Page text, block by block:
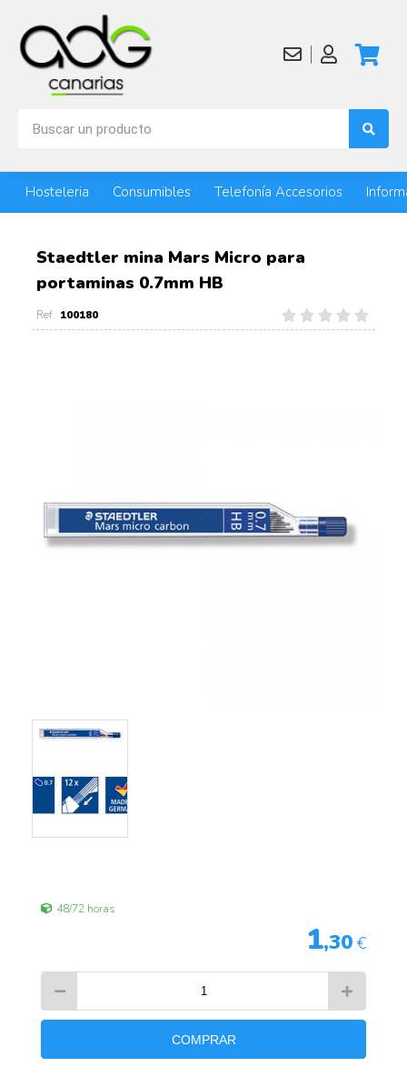
Hosteleria Consumibles Telefonía Accesorios
Staedtler mina Mars Micro para
portaminas 0.7mm HB
100180
48/72 horas
1,30 €
COMPRAR